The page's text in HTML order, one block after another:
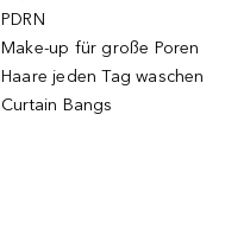
PDRN
Make-up für große Poren
Haare jeden Tag waschen
Curtain Bangs